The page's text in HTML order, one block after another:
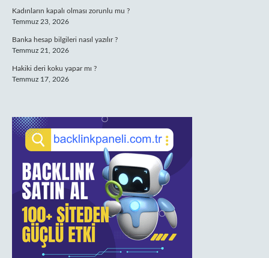
Kadınların kapalı olması zorunlu mu ?
Temmuz 23, 2026
Banka hesap bilgileri nasıl yazılır ?
Temmuz 21, 2026
Hakiki deri koku yapar mı ?
Temmuz 17, 2026